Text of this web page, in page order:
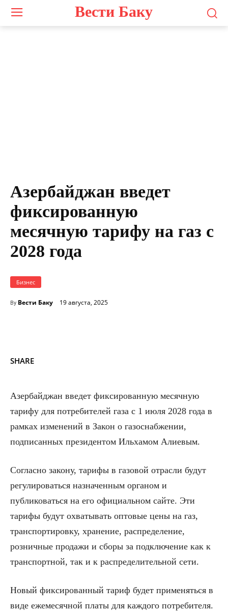
Вести Баку
Азербайджан введет
фиксированную
месячную тарифу на газ с
2028 года
Бизнес
By Вести Баку 19 августа, 2025
SHARE
Азербайджан введет фиксированную месячную
тарифу для потребителей газа с 1 июля 2028 года в
рамках изменений в Закон о газоснабжении,
подписанных президентом Ильхамом Алиевым.
Согласно закону, тарифы в газовой отрасли будут
регулироваться назначенным органом и
публиковаться на его официальном сайте. Эти
тарифы будут охватывать оптовые цены на газ,
транспортировку, хранение, распределение,
розничные продажи и сборы за подключение как к
транспортной, так и к распределительной сети.
Новый фиксированный тариф будет применяться в
виде ежемесячной платы для каждого потребителя.